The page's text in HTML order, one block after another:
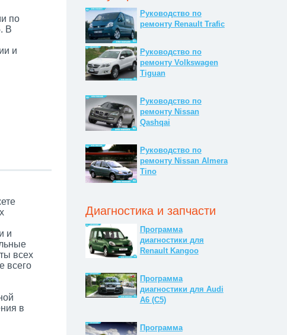
по
В
и
и
всех
всего
в
Руководство по
ремонту Renault Trafic
Руководство по
ремонту Volkswagen
Tiguan
Руководство по
ремонту Nissan
Qashqai
Руководство по
ремонту Nissan Almera
Tino
Диагностика и запчасти
Программа
диагностики для
Renault Kangoo
Программа
диагностики для Audi
A6 (C5)
Программа